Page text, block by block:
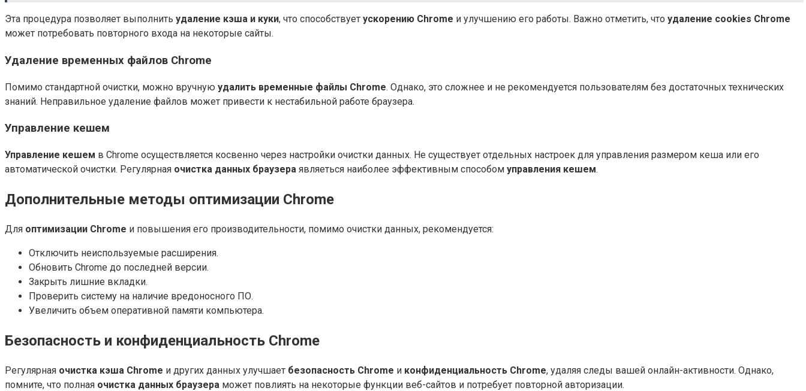
Эта процедура позволяет выполнить удаление кэша и куки, что способствует ускорению Chrome и улучшению его работы. Важно отметить, что удаление cookies Chrome
может потребовать повторного входа на некоторые сайты.
Удаление временных файлов Chrome
Помимо стандартной очистки, можно вручную удалить временные файлы Chrome. Однако, это сложнее и не рекомендуется пользователям без достаточных технических
знаний. Неправильное удаление файлов может привести к нестабильной работе браузера.
Управление кешем
Управление кешем в Chrome осуществляется косвенно через настройки очистки данных. Не существует отдельных настроек для управления размером кеша или его
автоматической очистки. Регулярная очистка данных браузера являеться наиболее эффективным способом управления кешем.
Дополнительные методы оптимизации Chrome
Для оптимизации Chrome и повышения его производительности, помимо очистки данных, рекомендуется:
Отключить неиспользуемые расширения.
Обновить Chrome до последней версии.
Закрыть лишние вкладки.
Проверить систему на наличие вредоносного ПО.
Увеличить объем оперативной памяти компьютера.
Безопасность и конфиденциальность Chrome
Регулярная очистка кэша Chrome и других данных улучшает безопасность Chrome и конфиденциальность Chrome, удаляя следы вашей онлайн-активности. Однако,
помните, что полная очистка данных браузера может повлиять на некоторые функции веб-сайтов и потребует повторной авторизации.